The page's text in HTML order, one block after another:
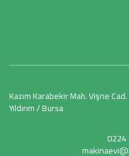
Kazım Karabekir Mah. Vişne
Yıldırım / Bursa
0224